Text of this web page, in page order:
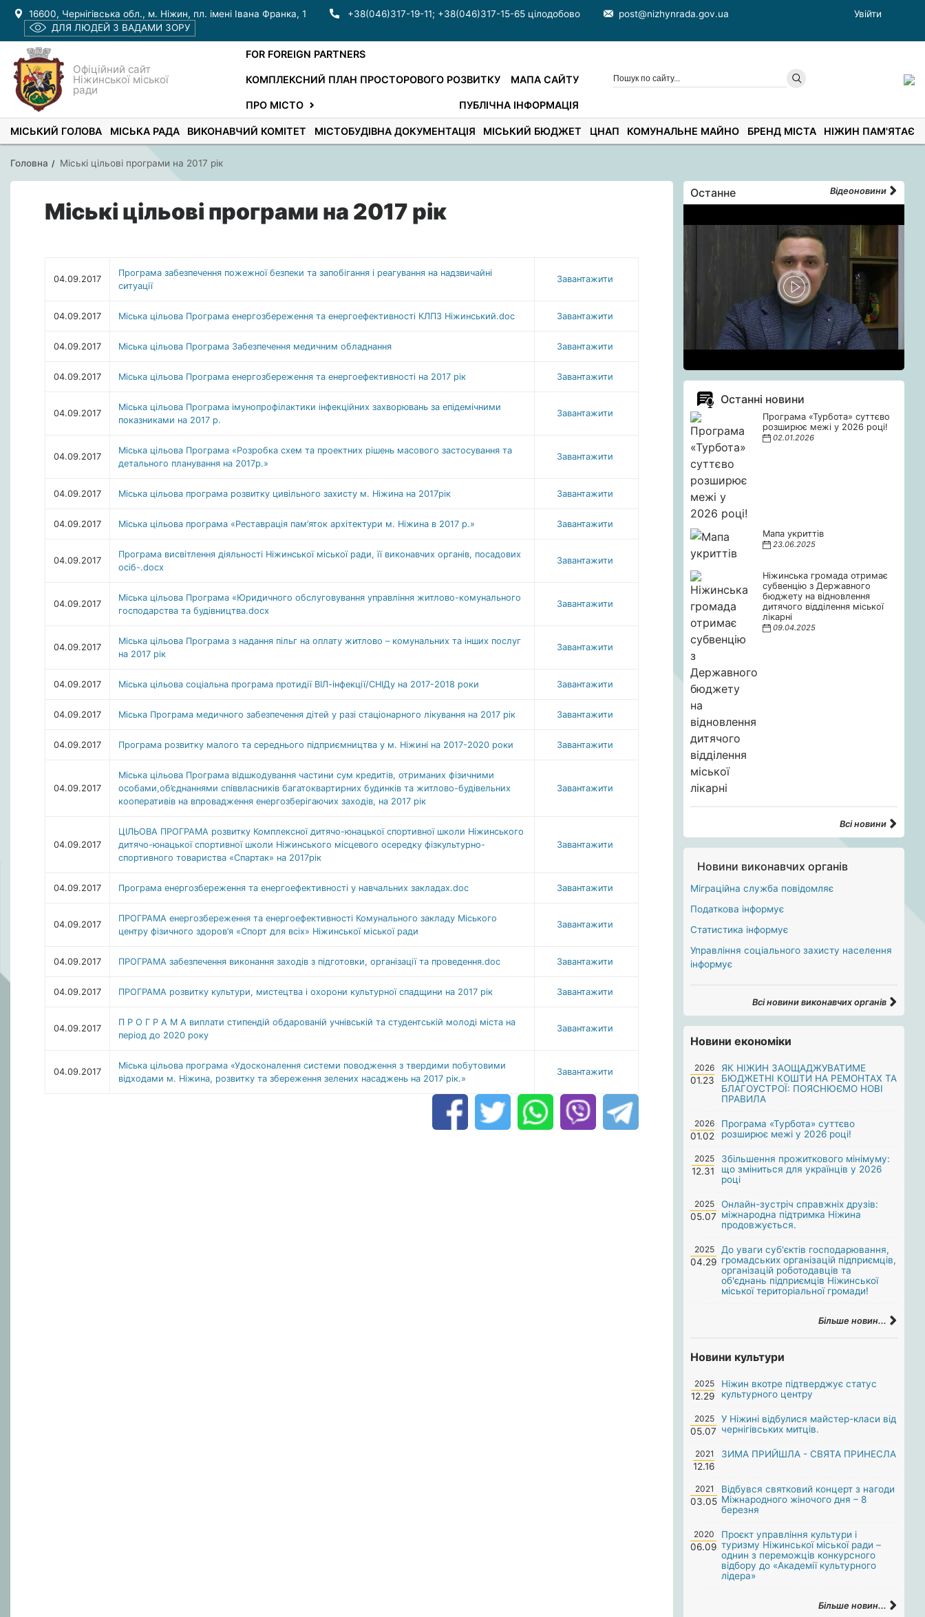
16600, Чернігівська обл., м. Ніжин, пл. імені Івана Франка, 1 +38(046)317-19-11; +38(046)317-15-65 цілодобово post@nizhynrada.gov.ua
Увійти
ДЛЯ ЛЮДЕЙ З ВАДАМИ ЗОРУ
Офіційний сайт
Ніжинської міської
ради
FOR FOREIGN PARTNERS
КОМПЛЕКСНИЙ ПЛАН ПРОСТОРОВОГО РОЗВИТКУ МАПА САЙТУ
ПРО МІСТО ПУБЛІЧНА ІНФОРМАЦІЯ
МІСЬКИЙ ГОЛОВА МІСЬКА РАДА ВИКОНАВЧИЙ КОМІТЕТ МІСТОБУДІВНА ДОКУМЕНТАЦІЯ МІСЬКИЙ БЮДЖЕТ ЦНАП КОМУНАЛЬНЕ МАЙНО БРЕНД МІСТА НІЖИН ПАМ'ЯТАЄ
Головна Міські цільові програми на 2017 рік
Міські цільові програми на 2017 рік
04.09.2017
Програма забезпечення пожежної безпеки та запобігання і реагування на надзвичайні
ситуації
Завантажити
04.09.2017 Міська цільова Програма енергозбереження та енергоефективності КЛПЗ Ніжинський.doc Завантажити
04.09.2017 Міська цільова Програма Забезпечення медичним обладнання Завантажити
04.09.2017 Міська цільова Програма енергозбереження та енергоефективності на 2017 рік Завантажити
04.09.2017
Міська цільова Програма імунопрофілактики інфекційних захворювань за епідемічними
показниками на 2017 р.
Завантажити
04.09.2017
Міська цільова Програма «Розробка схем та проектних рішень масового застосування та
детального планування на 2017р.»
Завантажити
04.09.2017 Міська цільова програма розвитку цивільного захисту м. Ніжина на 2017рік Завантажити
04.09.2017 Міська цільова програма «Реставрація пам’яток архітектури м. Ніжина в 2017 р.» Завантажити
04.09.2017
Програма висвітлення діяльності Ніжинської міської ради, її виконавчих органів, посадових
осіб-.docx
Завантажити
04.09.2017
Міська цільова Програма «Юридичного обслуговування управління житлово-комунального
господарства та будівництва.docx
Завантажити
04.09.2017
Міська цільова Програма з надання пільг на оплату житлово – комунальних та інших послуг
на 2017 рік
Завантажити
04.09.2017 Міська цільова соціальна програма протидії ВІЛ-інфекції/СНІДу на 2017-2018 роки Завантажити
04.09.2017 Міська Програма медичного забезпечення дітей у разі стаціонарного лікування на 2017 рік Завантажити
04.09.2017 Програма розвитку малого та середнього підприємництва у м. Ніжині на 2017-2020 роки Завантажити
04.09.2017
Міська цільова Програма відшкодування частини сум кредитів, отриманих фізичними
особами,об’єднаннями співвласників багатоквартирних будинків та житлово-будівельних
кооперативів на впровадження енергозберігаючих заходів, на 2017 рік
Завантажити
04.09.2017
ЦІЛЬОВА ПРОГРАМА розвитку Комплексної дитячо-юнацької спортивної школи Ніжинського
дитячо-юнацької спортивної школи Ніжинського місцевого осередку фізкультурно-
спортивного товариства «Спартак» на 2017рік
Завантажити
04.09.2017 Програма енергозбереження та енергоефективності у навчальних закладах.doc Завантажити
04.09.2017
ПРОГРАМА енергозбереження та енергоефективності Комунального закладу Міського
центру фізичного здоров’я «Спорт для всіх» Ніжинської міської ради
Завантажити
04.09.2017 ПРОГРАМА забезпечення виконання заходів з підготовки, організації та проведення.doc Завантажити
04.09.2017 ПРОГРАМА розвитку культури, мистецтва і охорони культурної спадщини на 2017 рік Завантажити
04.09.2017
П Р О Г Р А М А виплати стипендій обдарованій учнівській та студентській молоді міста на
період до 2020 року
Завантажити
04.09.2017
Міська цільова програма «Удосконалення системи поводження з твердими побутовими
відходами м. Ніжина, розвитку та збереження зелених насаджень на 2017 рік.»
Завантажити
Останне Відеоновини
Останні новини
Програма «Турбота» суттєво
розширює межі у 2026 році!
02.01.2026
Мапа укриттів
23.06.2025
Ніжинська громада отримає
субвенцію з Державного
бюджету на відновлення
дитячого відділення міської
лікарні
09.04.2025
Всі новини
Новини виконавчих органів
Міграційна служба повідомляє
Податкова інформує
Статистика інформує
Управління соціального захисту населення
інформує
Всі новини виконавчих органів
Новини економіки
2026
01.23
ЯК НІЖИН ЗАОЩАДЖУВАТИМЕ
БЮДЖЕТНІ КОШТИ НА РЕМОНТАХ ТА
БЛАГОУСТРОЇ: ПОЯСНЮЄМО НОВІ
ПРАВИЛА
2026
01.02
Програма «Турбота» суттєво
розширює межі у 2026 році!
2025
12.31
Збільшення прожиткового мінімуму:
що зміниться для українців у 2026
році
2025
05.07
Онлайн-зустріч справжніх друзів:
міжнародна підтримка Ніжина
продовжується.
2025
04.29
До уваги суб'єктів господарювання,
громадських організацій підприємців,
організацій роботодавців та
об'єднань підприємців Ніжинської
міської територіальної громади!
Більше новин...
Новини культури
2025
12.29
Ніжин вкотре підтверджує статус
культурного центру
2025
05.07
У Ніжині відбулися майстер-класи від
чернігівських митців.
2021
12.16
ЗИМА ПРИЙШЛА - СВЯТА ПРИНЕСЛА
2021
03.05
Відбувся святковий концерт з нагоди
Міжнародного жіночого дня – 8
березня
2020
06.09
Проєкт управління культури і
туризму Ніжинської міської ради –
однин з переможців конкурсного
відбору до «Академії культурного
лідера»
Більше новин...